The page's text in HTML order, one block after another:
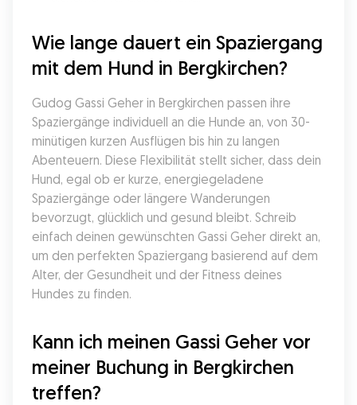
Wie lange dauert ein Spaziergang
mit dem Hund in Bergkirchen?
Gudog Gassi Geher in Bergkirchen passen ihre
Spaziergänge individuell an die Hunde an, von 30-
minütigen kurzen Ausflügen bis hin zu langen
Abenteuern. Diese Flexibilität stellt sicher, dass dein
Hund, egal ob er kurze, energiegeladene
Spaziergänge oder längere Wanderungen
bevorzugt, glücklich und gesund bleibt. Schreib
einfach deinen gewünschten Gassi Geher direkt an,
um den perfekten Spaziergang basierend auf dem
Alter, der Gesundheit und der Fitness deines
Hundes zu finden.
Kann ich meinen Gassi Geher vor
meiner Buchung in Bergkirchen
treffen?